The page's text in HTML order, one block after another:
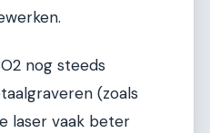
nog steeds
(zoals
laser vaak beter